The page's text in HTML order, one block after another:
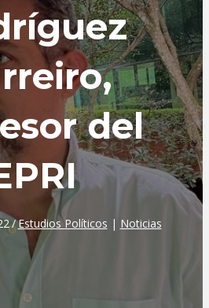
del
/Estudios Políticos | Noticias